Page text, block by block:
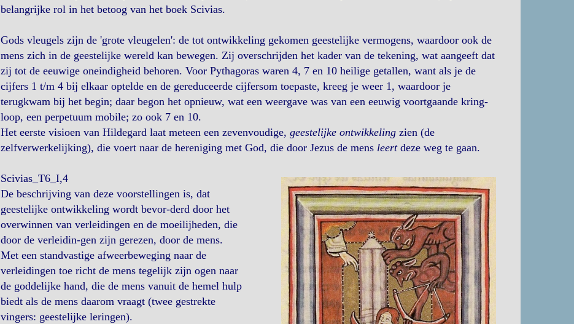
belangrijke rol in het betoog van het boek Scivias.
Gods vleugels zijn de 'grote vleugelen': de tot ontwikkeling gekomen geestelijke vermogens, waardoor ook de
mens zich in de geestelijke wereld kan bewegen. Zij overschrijden het kader van de tekening, wat aangeeft dat
zij tot de eeuwige oneindigheid behoren. Voor Pythagoras waren 4, 7 en 10 heilige getallen, want als je de
cijfers 1 t/m 4 bij elkaar optelde en de gereduceerde cijfersom toepaste, kreeg je weer 1, waardoor je
terugkwam bij het begin; daar begon het opnieuw, wat een weergave was van een eeuwig voortgaande kring-
loop, een perpetuum mobile; zo ook 7 en 10.
Het eerste visioen van Hildegard laat meteen een zevenvoudige, geestelijke ontwikkelingzien (de
zelfverwerkelijking), die voert naar de hereniging met God, die door Jezus de mens leertdeze weg te gaan.
Scivias_T6_I,4
De beschrijving van deze voorstellingen is, dat
geestelijke ontwikkeling wordt bevor-derd door het
overwinnen van verleidingen en de moeilijheden, die
door de verleidin-gen zijn gerezen, door de mens.
Met een standvastige afweerbeweging naar de
verleidingen toe richt de mens tegelijk zijn ogen naar
de goddelijke hand, die de mens vanuit de hemel hulp
biedt als de mens daarom vraagt (twee gestrekte
vingers: geestelijke leringen).